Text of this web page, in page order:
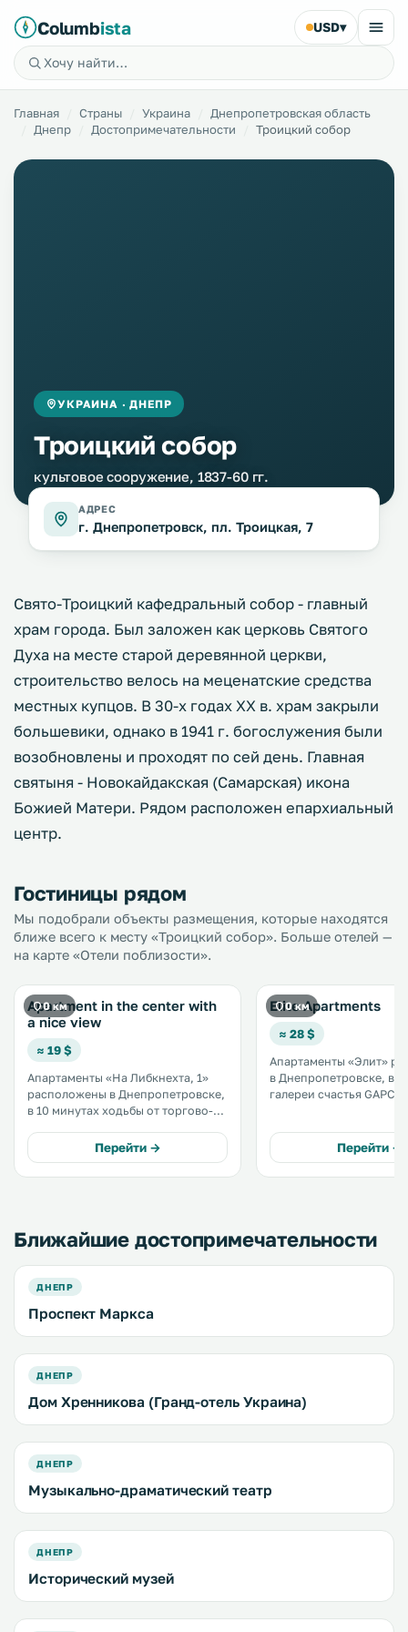
Columbista USD▾
Главная Страны Украина
Днепропетровская область
Днепр
Достопримечательности Троицкий собор
УКРАИНА · ДНЕПР
Троицкий собор
культовое сооружение, 1837-60 гг.
АДРЕС
г. Днепропетровск, пл. Троицкая, 7
Свято-Троицкий кафедральный собор - главный
храм города. Был заложен как церковь Святого
Духа на месте старой деревянной церкви,
строительство велось на меценатские средства
местных купцов. В 30-х годах XX в. храм закрыли
большевики, однако в 1941 г. богослужения были
возобновлены и проходят по сей день. Главная
святыня - Новокайдакская (Самарская) икона
Божией Матери. Рядом расположен епархиальный
центр.
Гостиницы рядом
Мы подобрали объекты размещения, которые находятся
ближе всего к месту «Троицкий собор». Больше отелей —
на карте «Отели поблизости».
0 км
Apartment in the center with
a nice view
≈ 19 $
Апартаменты «На Либкнехта, 1»
расположены в Днепропетровске,
в 10 минутах ходьбы от торгово-
стадиона «Днепр-Арена» и парка
Глобы. .
Перейти →
0 км
Elite Apartments
≈ 28 $
Апартаменты «Элит»
в Днепропетровске, в
галереи счастья
услугам гостей балкон. На всей
территории работает
Wi-Fi. .
Перейти →
Ближайшие достопримечательности
ДНЕПР
Проспект Маркса
ДНЕПР
Дом Хренникова (Гранд-отель Украина)
ДНЕПР
Музыкально-драматический театр
ДНЕПР
Исторический музей